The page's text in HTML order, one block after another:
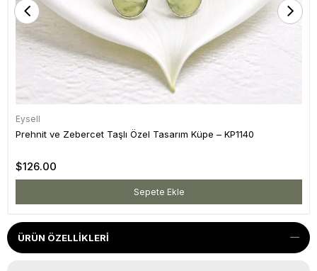
Eysell
Prehnit ve Zebercet Taşlı Özel Tasarım Küpe – KP1140
$126.00
Sepete Ekle
ÜRÜN ÖZELLIKLERI